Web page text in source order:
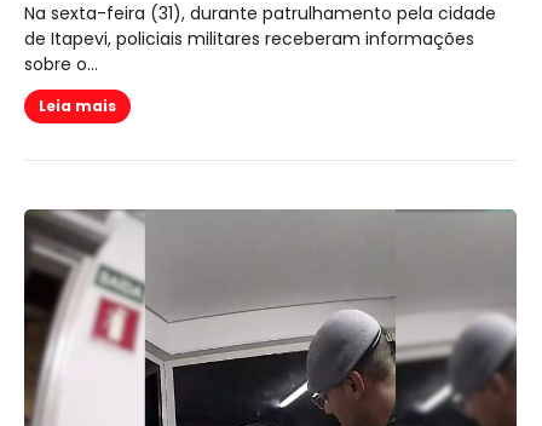
Na sexta-feira (31), durante patrulhamento pela cidade
de Itapevi, policiais militares receberam informações
sobre o...
Leia mais